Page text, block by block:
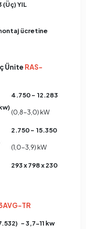
YIL
ücretine
Ünite RAS-
4.750 – 12.283
(0,8-3,0) kW
2.750 – 15.350
(1,0-3,9) kW
293 x 798 x 230
TR
- 3,7-11 kw